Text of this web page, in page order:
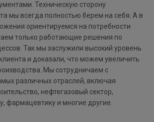
Техническую сторону
мы всегда полностью берем на себя. А в
ориентируемся на потребности
только работающие решения по
Так мы заслужили высокий уровень
и доказали, что можем увеличить
Мы сотрудничаем с
различных отраслей, включая
нефтегазовый сектор,
фармацевтику и многие другие.